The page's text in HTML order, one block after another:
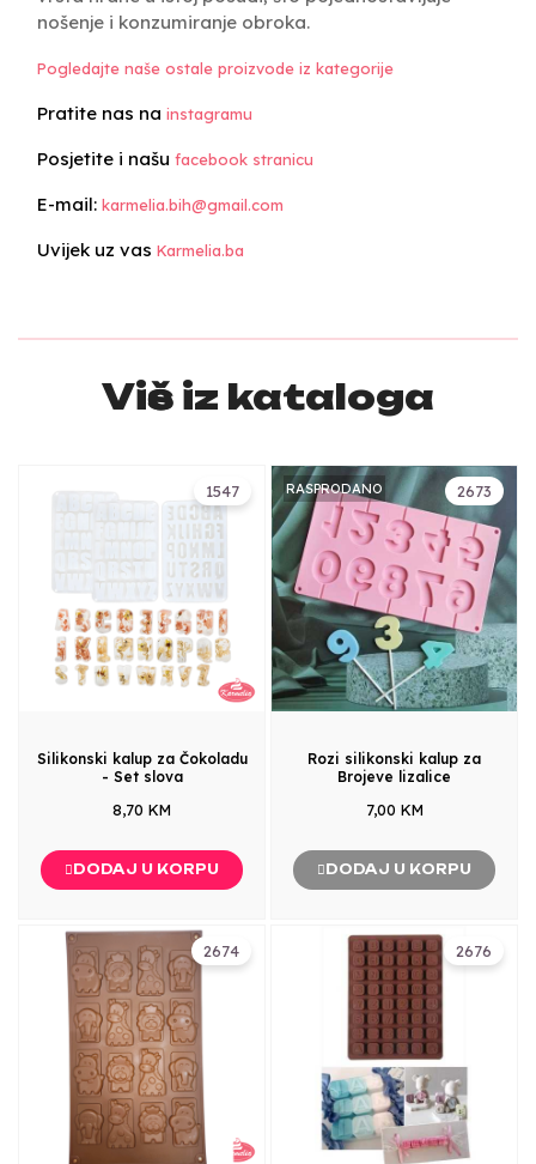
nošenje i konzumiranje obroka.
Pogledajte naše ostale proizvode iz kategorije
Pratite nas na instagramu
Posjetite i našu facebook stranicu
E-mail: karmelia.bih@gmail.com
Uvijek uz vas Karmelia.ba
Više iz kataloga
1547
Silikonski kalup za Čokoladu
- Set slova
8,70 KM
DODAJ U KORPU
2673
RASPRODANO
Rozi silikonski kalup za
Brojeve lizalice
7,00 KM
DODAJ U KORPU
2674 2676